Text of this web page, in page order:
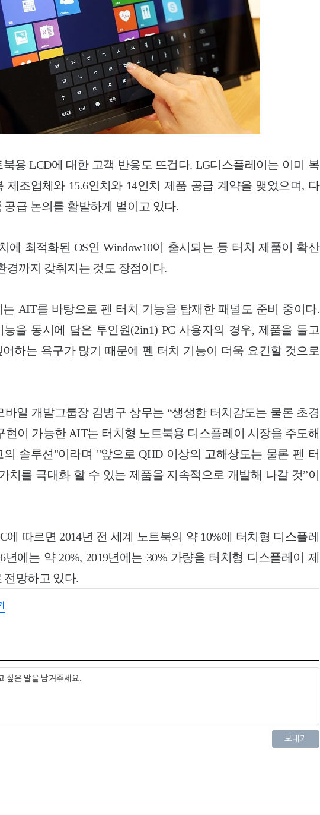
북용 LCD에 대한 고객 반응도 뜨겁다. LG디스플레이는 이미 복
제조업체와 15.6인치와 14인치 제품 공급 계약을 맺었으며, 다
공급 논의를 활발하게 벌이고 있다.
에 최적화된 OS인 Window10이 출시되는 등 터치 제품이 확산
경까지 갖춰지는 것도 장점이다.
AIT를 바탕으로 펜 터치 기능을 탑재한 패널도 준비 중이다.
을 동시에 담은 투인원(2in1) PC 사용자의 경우, 제품을 들고
하는 욕구가 많기 때문에 펜 터치 기능이 더욱 요긴할 것으로
바일 개발그룹장 김병구 상무는 “생생한 터치감도는 물론 초경
현이 가능한 AIT는 터치형 노트북용 디스플레이 시장을 주도해
솔루션"이라며 "앞으로 QHD 이상의 고해상도는 물론 펜 터
치를 극대화 할 수 있는 제품을 지속적으로 개발해 나갈 것”이
에 따르면 2014년 전 세계 노트북의 약 10%에 터치형 디스플레
년에는 약 20%, 2019년에는 30% 가량을 터치형 디스플레이 제
전망하고 있다.